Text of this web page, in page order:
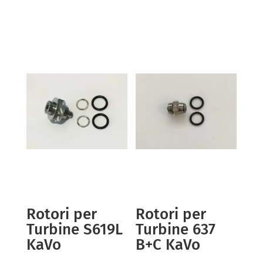
Rotori per
Turbine S619L
KaVo
Rotori per
Turbine 637
B+C KaVo